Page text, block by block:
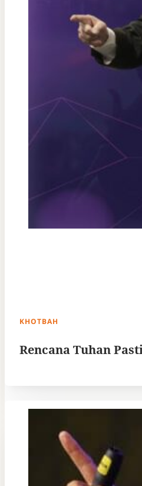
KHOTBAH
Rencana Tuhan